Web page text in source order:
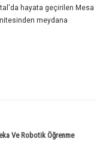
hayata geçirilen Mesa
meydana
Ve Robotik Öğrenme